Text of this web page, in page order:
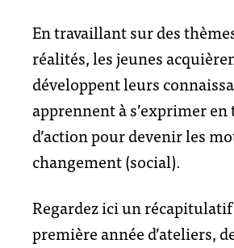
En travaillant sur des
réalités, les jeunes
développent leurs
apprennent à s’exprimer
d’action pour devenir les
changement (social).
Regardez ici un
première année d’ateliers,